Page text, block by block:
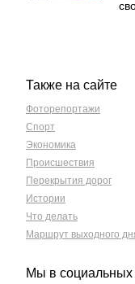
Также на сайте
Фоторепортажи
Спорт
Экономика
Происшествия
Перекрытия дорог
Истории
Что делать
Маршрут выходного
Мы в социальных